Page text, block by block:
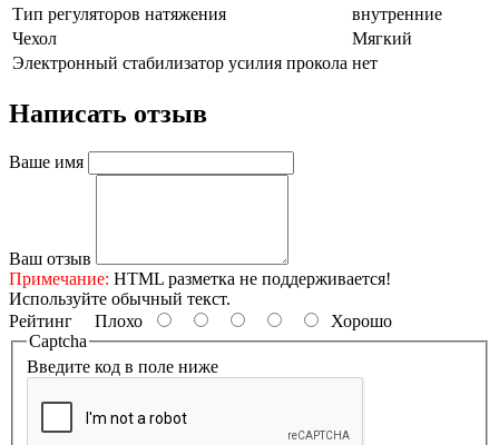
Тип регуляторов натяжения
внутренние
Чехол
Мягкий
Электронный стабилизатор усилия прокола нет
Написать отзыв
Ваше имя
Ваш отзыв
Примечание: HTML разметка не поддерживается!
Используйте обычный текст.
Рейтинг Плохо
Хорошо
Captcha
Введите код в поле ниже